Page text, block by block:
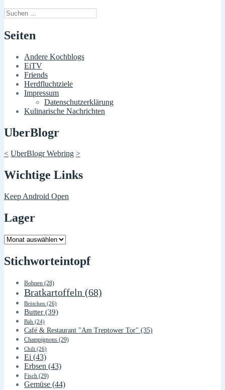
Suchen
nach:
Seiten
Andere Kochblogs
EiTV
Friends
Herdfluchtziele
Impressum
Datenschutzerklärung
Kulinarische Nachrichten
UberBlogr
< UberBlogr Webring >
Wichtige Links
Keep Android Open
Lager
Lager
Stichworteintopf
Bohnen (28)
Bratkartoffeln (68)
Brötchen (26)
Butter (39)
Bäh (24)
Café & Restaurant "Am Treptower Tor" (35)
Champignons (29)
Chili (26)
Ei (43)
Erbsen (43)
Fisch (29)
Gemüse (44)